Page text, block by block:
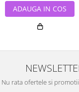
ADAUGA IN COS
Nu rata ofertele si